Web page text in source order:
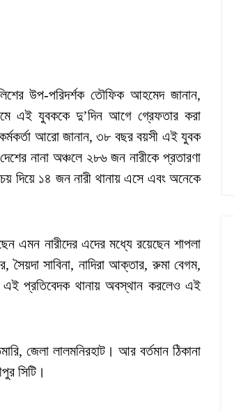
উপ-পরিদর্শক তৌফিক আহমেদ জানান,
এই যুবককে দু’দিন আগে গ্রেফতার করা
আরো জানান, ৩৮ বছর বয়সী এই যুবক
নানা অঞ্চলে ২৮৬ জন নারীকে প্রতারণা
দিয়ে ১৪ জন নারী থানায় এসে এবং অনেকে
এমন নারীদের এদের মধ্যে রয়েছেন শাপলা
সাবিনা, নাদিরা আক্তার, রুমা বেগম,
প্রতিবেদক থানায় অবস্থান করলেও এই
জেলা লালমনিরহাট। আর বর্তমান ঠিকানা
সিটি।